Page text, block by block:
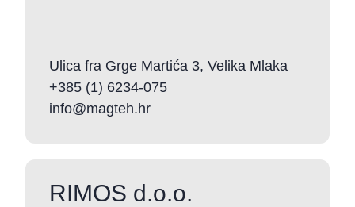
Ulica fra Grge Martića 3, Velika Mlaka
+385 (1) 6234-075
info@magteh.hr
RIMOS d.o.o.